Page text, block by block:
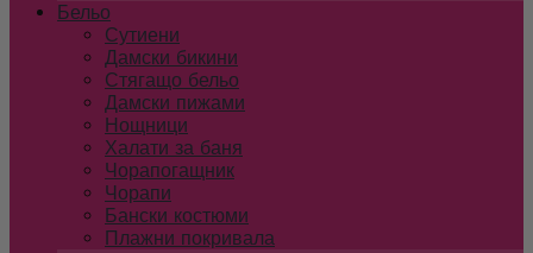
Бельо
Сутиени
Дамски бикини
Стягащо бельо
Дамски пижами
Нощници
Халати за баня
Чорапогащник
Чорапи
Бански костюми
Плажни покривала